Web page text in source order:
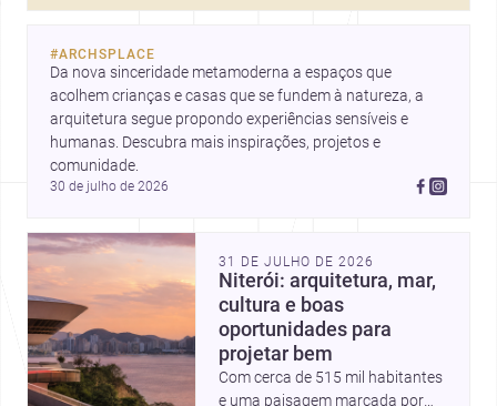
#ARCHSPLACE
Da nova sinceridade metamoderna a espaços que
acolhem crianças e casas que se fundem à natureza, a
arquitetura segue propondo experiências sensíveis e
humanas. Descubra mais inspirações, projetos e
comunidade.
30 de julho de 2026
31 DE JULHO DE 2026
Niterói: arquitetura, mar,
cultura e boas
oportunidades para
projetar bem
Com cerca de 515 mil habitantes
e uma paisagem marcada por